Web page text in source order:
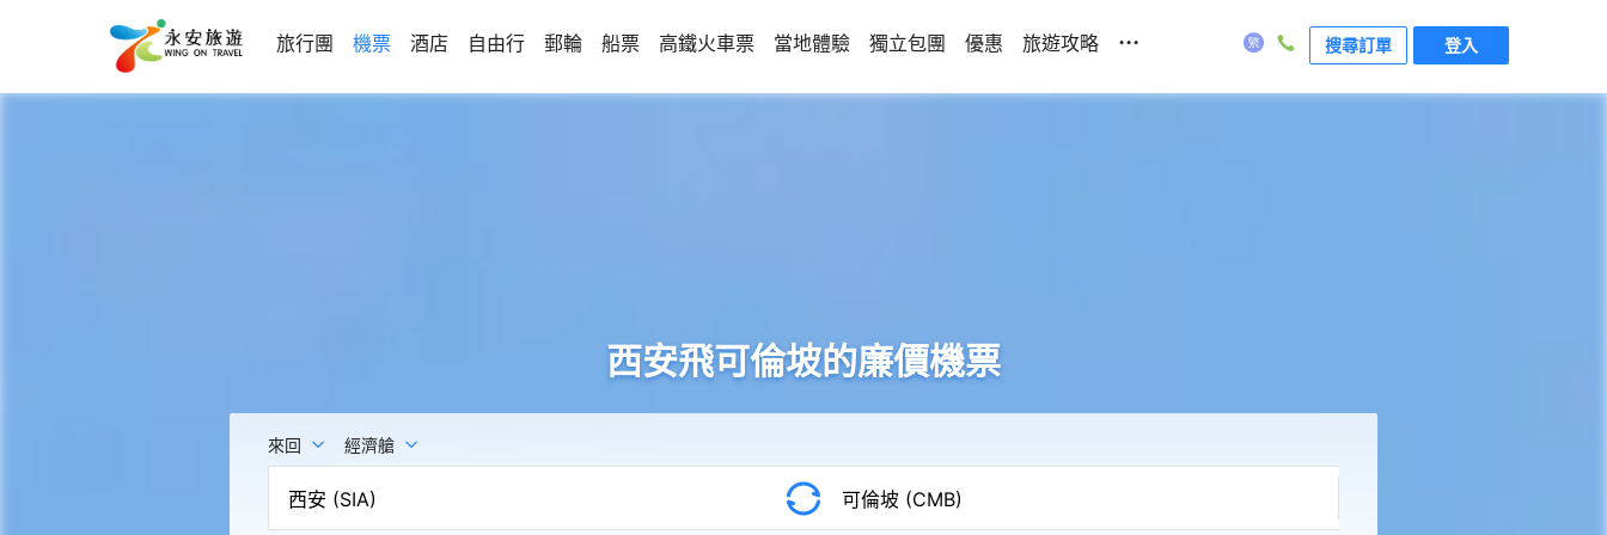
旅行團 機票 酒店 自由行 郵輪 船票 高鐵火車票 當地體驗 獨立包團 優惠 旅遊攻略 ... 搜尋訂單 登入
西安飛可倫坡的廉價機票
來回 經濟艙